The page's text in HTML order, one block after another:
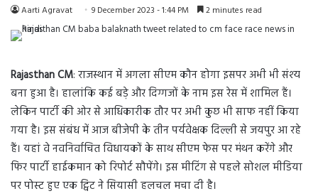
Aarti Agravat 9 December 2023 - 1:44 PM 2 minutes read
Rajasthan CM: राजस्थान में अगला सीएम कौन होगा इसपर अभी भी संश्य
बना हुआ है। हालांकि कई बड़े और दिग्गजों के नाम इस रेस में शामिल हैं।
लेकिन पार्टी की ओर से आधिकारीक तौर पर अभी कुछ भी साफ नहीं किया
गया है। इस संबंध में आज बीजेपी के तीन पर्यवेक्षक दिल्ली से जयपुर आ रहे
हैं। यहां वे नवनिर्वाचित विधायकों के साथ सीएम फेस पर मंथन करेंगे और
फिर पार्टी हाईकमान को रिपोर्ट सौपेंगे। इस मीटिंग से पहले सोशल मीडिया
पर पोस्ट हुए एक ट्विट ने सियासी हलचल मचा दी है।